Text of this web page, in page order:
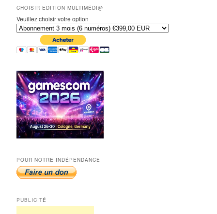
CHOISIR EDITION MULTIMÉDI@
Veuillez choisir votre option
POUR NOTRE INDÉPENDANCE
PUBLICITÉ